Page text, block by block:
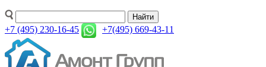
Найти
+7 (495) 230-16-45 +7(495) 669-43-11